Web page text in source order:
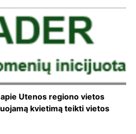
Utenos regiono vietos
kvietimą teikti vietos